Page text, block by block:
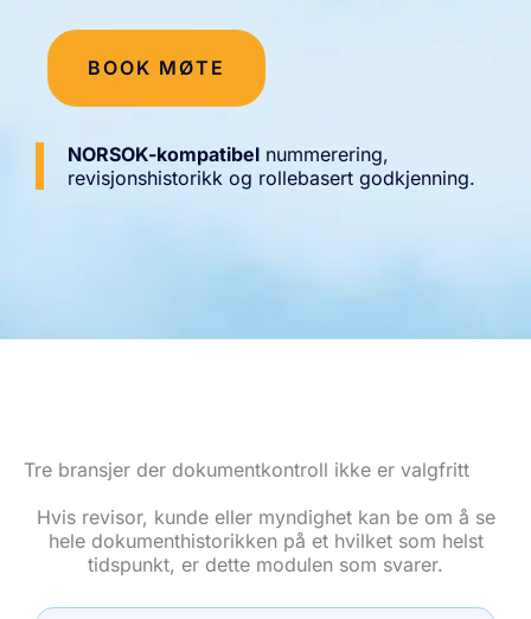
BOOK MØTE
NORSOK-kompatibel nummerering,
revisjonshistorikk og rollebasert godkjenning.
Tre bransjer der dokumentkontroll ikke er valgfritt
Hvis revisor, kunde eller myndighet kan be om å se
hele dokumenthistorikken på et hvilket som helst
tidspunkt, er dette modulen som svarer.